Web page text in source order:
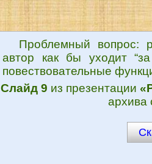
Проблемный вопрос:
автор как бы уходит “за
повествовательные
Слайд 9 из презентации
архива